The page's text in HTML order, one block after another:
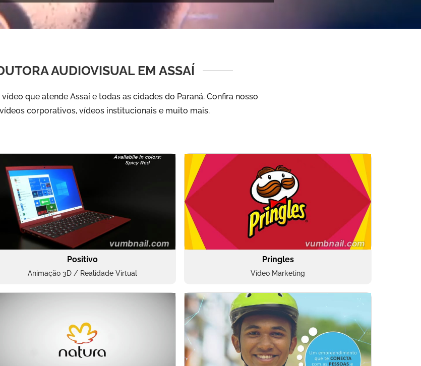
AUDIOVISUAL EM ASSAÍ
que atende Assaí e todas as cidades do Paraná. Confira nosso
corporativos, vídeos institucionais e muito mais.
Positivo
Animação 3D / Realidade Virtual
Pringles
Vídeo Marketing